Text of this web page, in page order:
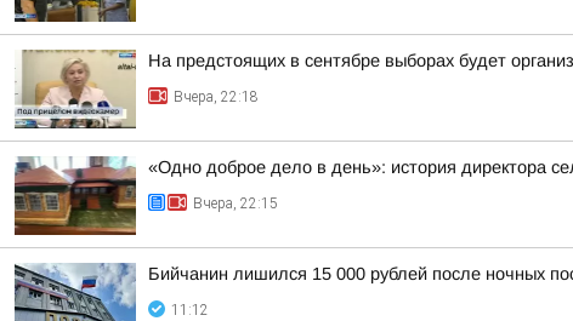
На предстоящих в сентябре выборах будет
Вчера, 22:18
«Одно доброе дело в день»: история директора
Вчера, 22:15
Бийчанин лишился 15 000 рублей после ночных
11:12